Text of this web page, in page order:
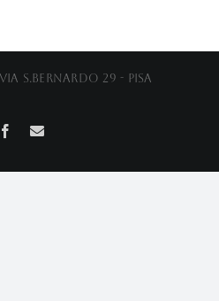
S.Bernardo 29 - Pisa
Facebook
Email